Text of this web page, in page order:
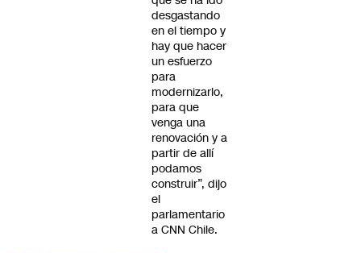
desgastando
en el tiempo y
hay que hacer
un esfuerzo
para
modernizarlo,
para que
venga una
renovación y a
partir de allí
podamos
construir”, dijo
el
parlamentario
a CNN Chile.